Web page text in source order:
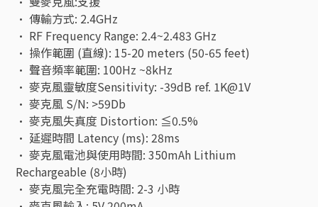
• 傳輸方式: 2.4GHz
• RF Frequency Range: 2.4~2.483 GHz
• 操作範圍 (直線): 15-20 meters (50-65 feet)
• 聲音頻率範圍: 100Hz ~8kHz
• 麥克風靈敏度Sensitivity: -39dB ref. 1K@1V
• 麥克風 S/N: >59Db
• 麥克風失真度 Distortion: ≦0.5%
• 延遲時間 Latency (ms): 28ms
• 麥克風電池與使用時間: 350mAh Lithium
Rechargeable (8小時)
• 麥克風完全充電時間: 2-3 小時